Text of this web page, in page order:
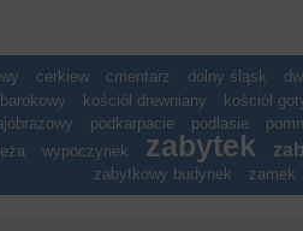
cerkiew cmentarz dolny śląsk
kościół drewniany kościół
podkarpacie podlasie
wypoczynek zabytek
zabytkowy budynek
zamek